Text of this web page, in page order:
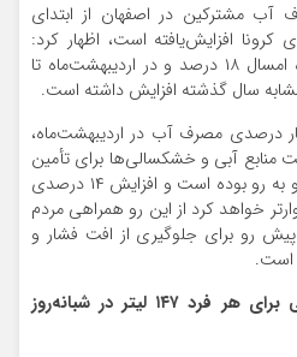
آب مشترکین در اصفهان از ابتدای
افزایش‌یافته است، اظهار کرد:
پیک مصرف آب در فروردین‌ماه امسال ۱۸ درصد و در اردیبهشت‌ماه تا
درصدی مصرف آب در اردیبهشت‌ماه،
منابع آبی و خشکسالی‌ها برای تأمین
آب در سال‌های اخیر با بحران رو به رو بوده است و افزایش ۱۴ درصدی
خواهد کرد از این رو همراهی مردم
رو برای جلوگیری از افت فشار و
است.
سرانه مصرف خانگی اصفهانی برای هر فرد ۱۴۷ لیتر در شبانه‌روز